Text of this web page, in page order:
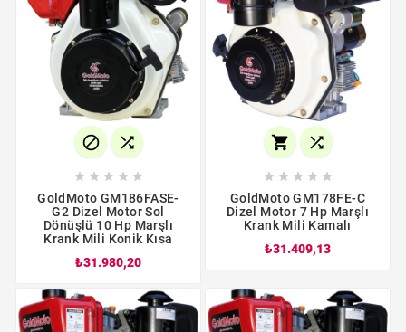
 
    
GoldMoto GM186FASE-
G2 Dizel Motor Sol
Dönüşlü 10 Hp Marşlı
Krank Mili Konik Kısa
₺31.980,20
 
    
GoldMoto GM178FE-C
Dizel Motor 7 Hp Marşlı
Krank Mili Kamalı
₺31.409,13